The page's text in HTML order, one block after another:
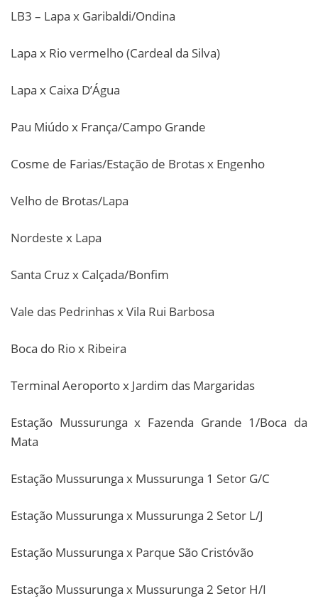
LB3 – Lapa x Garibaldi/Ondina
Lapa x Rio vermelho (Cardeal da Silva)
Lapa x Caixa D’Água
Pau Miúdo x França/Campo Grande
Cosme de Farias/Estação de Brotas x Engenho
Velho de Brotas/Lapa
Nordeste x Lapa
Santa Cruz x Calçada/Bonfim
Vale das Pedrinhas x Vila Rui Barbosa
Boca do Rio x Ribeira
Terminal Aeroporto x Jardim das Margaridas
Estação Mussurunga x Fazenda Grande 1/Boca da
Mata
Estação Mussurunga x Mussurunga 1 Setor G/C
Estação Mussurunga x Mussurunga 2 Setor L/J
Estação Mussurunga x Parque São Cristóvão
Estação Mussurunga x Mussurunga 2 Setor H/I